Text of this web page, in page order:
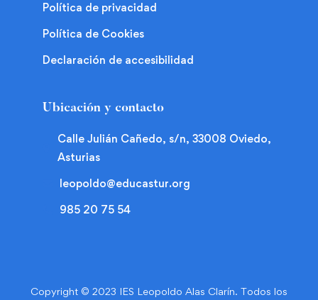
Política de privacidad
Política de Cookies
Declaración de accesibilidad
Ubicación y contacto
Calle Julián Cañedo, s/n, 33008 Oviedo,
Asturias
leopoldo@educastur.org
985 20 75 54
Copyright © 2023 IES Leopoldo Alas Clarín. Todos los